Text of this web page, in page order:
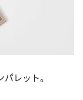
レット。